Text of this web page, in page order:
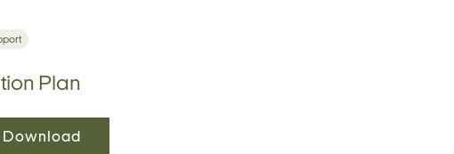
Plan
Download